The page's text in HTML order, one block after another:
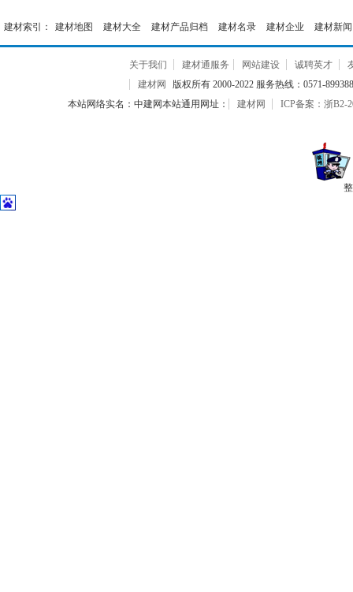
建材索引： 建材地图 建材大全 建材产品归档 建材名录 建材企业 建材新闻
关于我们 建材通服务 网站建设 诚聘英才
建材网
版权所有 2000-2022 服务热线：0571-
本站网络实名：中建网本站通用网址：
建材网 ICP备案：浙B2-